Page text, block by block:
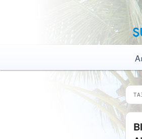
Μετάβαση το κύριο περιεχόμενο
Μετάβαση στο δευτερεύον